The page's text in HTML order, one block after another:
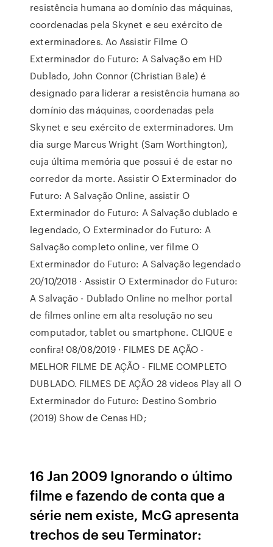
resistência humana ao domínio das máquinas,
coordenadas pela Skynet e seu exército de
exterminadores. Ao Assistir Filme O
Exterminador do Futuro: A Salvação em HD
Dublado, John Connor (Christian Bale) é
designado para liderar a resistência humana ao
domínio das máquinas, coordenadas pela
Skynet e seu exército de exterminadores. Um
dia surge Marcus Wright (Sam Worthington),
cuja última memória que possui é de estar no
corredor da morte. Assistir O Exterminador do
Futuro: A Salvação Online, assistir O
Exterminador do Futuro: A Salvação dublado e
legendado, O Exterminador do Futuro: A
Salvação completo online, ver filme O
Exterminador do Futuro: A Salvação legendado
20/10/2018 · Assistir O Exterminador do Futuro:
A Salvação - Dublado Online no melhor portal
de filmes online em alta resolução no seu
computador, tablet ou smartphone. CLIQUE e
confira! 08/08/2019 · FILMES DE AÇÃO -
MELHOR FILME DE AÇÃO - FILME COMPLETO
DUBLADO. FILMES DE AÇÃO 28 videos Play all O
Exterminador do Futuro: Destino Sombrio
(2019) Show de Cenas HD;
16 Jan 2009 Ignorando o último
filme e fazendo de conta que a
série nem existe, McG apresenta
trechos de seu Terminator: